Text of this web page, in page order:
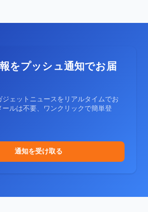
をプッシュ通知でお届
ジェットニュースをリアルタイムでお
ールは不要、ワンクリックで簡単登
通知を受け取る